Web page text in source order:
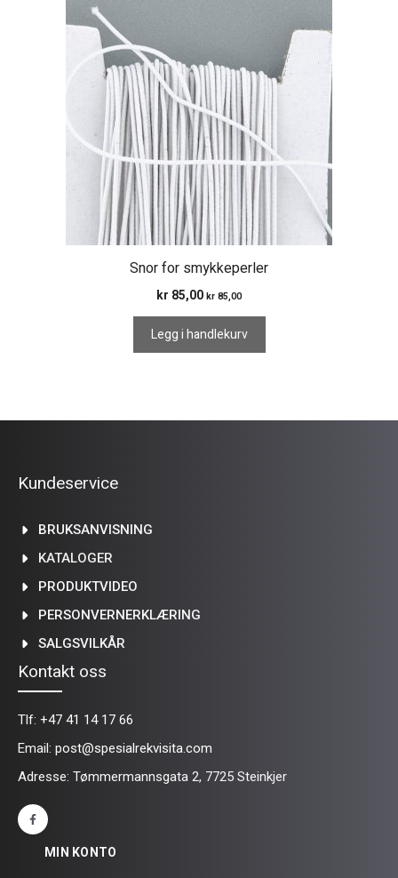
Snor for smykkeperler
kr 85,00 kr 85,00
Legg i handlekurv
Kundeservice
BRUKSANVISNING
KATALOGER
PRODUKTVIDEO
PERSONVERNERKLÆRING
SALGSVILKÅR
Kontakt oss
Tlf: +47 41 14 17 66
Email: post@spesialrekvisita.com
Adresse: Tømmermannsgata 2, 7725 Steinkjer
MIN KONTO